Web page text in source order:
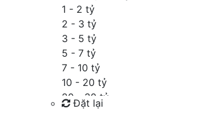
1 - 2 tỷ
2 - 3 tỷ
3 - 5 tỷ
5 - 7 tỷ
7 - 10 tỷ
10 - 20 tỷ
20 - 30 tỷ
30 - 40 tỷ
Đặt lại